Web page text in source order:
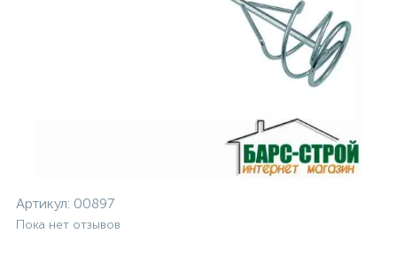
Артикул: 00897
Пока нет отзывов